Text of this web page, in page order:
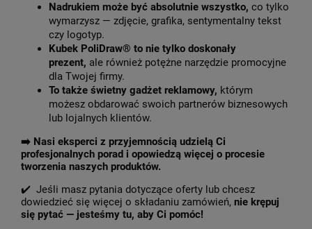
Nadrukiem może być absolutnie wszystko, co tylko
wymarzysz — zdjęcie, grafika, sentymentalny tekst
czy logotyp.
Kubek PoliDraw® to nie tylko doskonały
prezent, ale również potężne narzędzie promocyjne
dla Twojej firmy.
To także świetny gadżet reklamowy, którym
możesz obdarować swoich partnerów biznesowych
lub lojalnych klientów.
➡️ Nasi eksperci z przyjemnością udzielą Ci
profesjonalnych porad i opowiedzą więcej o procesie
tworzenia naszych produktów.
✔️ Jeśli masz pytania dotyczące oferty lub chcesz
dowiedzieć się więcej o składaniu zamówień, nie krępuj
się pytać — jesteśmy tu, aby Ci pomóc!